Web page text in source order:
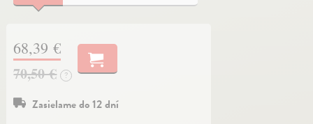
68,39 €
70,50 €
?
Zasielame do 12 dní